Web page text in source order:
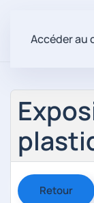
Accéder au
Retour